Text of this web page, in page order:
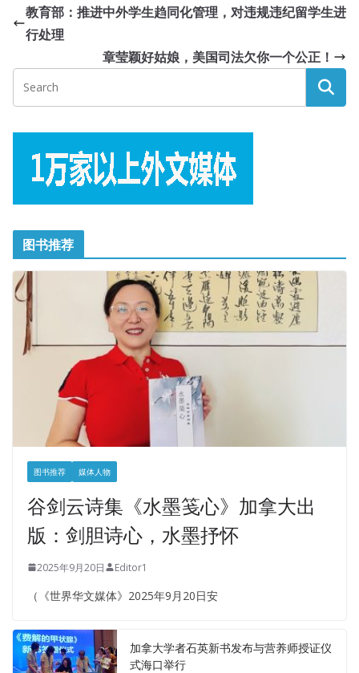
教育部：推进中外学生趋同化管理，对违规违纪留学生进
行处理
章莹颖好姑娘，美国司法欠你一个公正！
图书推荐
图书推荐 媒体人物
谷剑云诗集《水墨笺心》加拿大出
版：剑胆诗心，水墨抒怀
2025年9月20日 Editor1
（《世界华文媒体》2025年9月20日安
加拿大学者石英新书发布与营养师授证仪
式海口举行